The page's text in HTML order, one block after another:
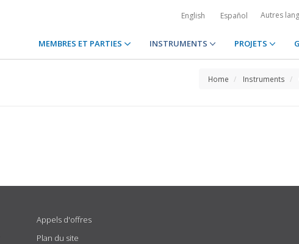
English Español Autres
MEMBRES ET PARTIES INSTRUMENTS PROJETS
Home Instruments
Appels d'offres
Plan du site